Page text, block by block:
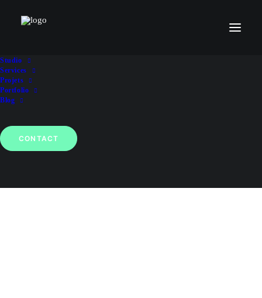
Studio
Services
Projets
Portfolio
Blog
CONTACT